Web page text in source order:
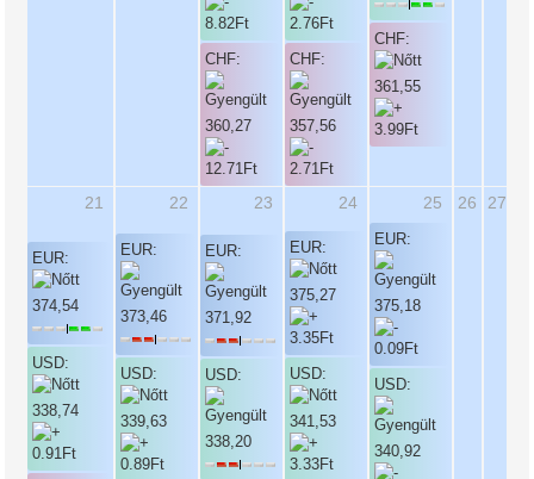
CHF:
360,27
CHF:
357,56
CHF:
361,55
21
EUR:
374,54
USD:
338,74
22
EUR:
373,46
USD:
339,63
23
EUR:
371,92
USD:
338,20
24
EUR:
375,27
USD:
341,53
25
EUR:
375,18
USD:
340,92
26 27